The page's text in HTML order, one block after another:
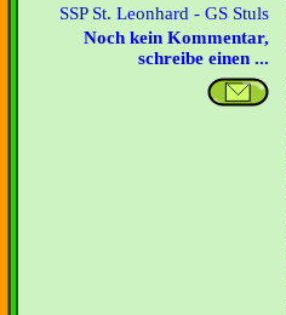
SSP St. Leonhard - GS Stuls
Noch kein Kommentar,
schreibe einen ...